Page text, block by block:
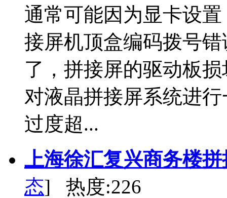
通常可能因为显卡设
接屏机顶盒编码拨号
了，拼接屏的驱动板
对液晶拼接屏系统进
过度超...
上海徐汇复兴商务楼
态] 热度:226